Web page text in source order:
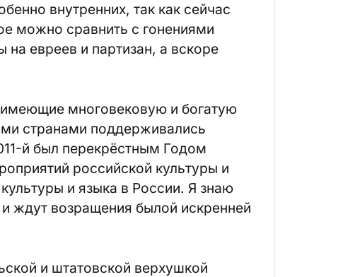
внутренних, так как сейчас
можно сравнить с гонениями
евреев и партизан, а вскоре
многовековую и богатую
странами поддерживались
й был перекрёстным Годом
российской культуры и
и языка в России. Я знаю
ждут возращения былой искренней
и штатовской верхушкой